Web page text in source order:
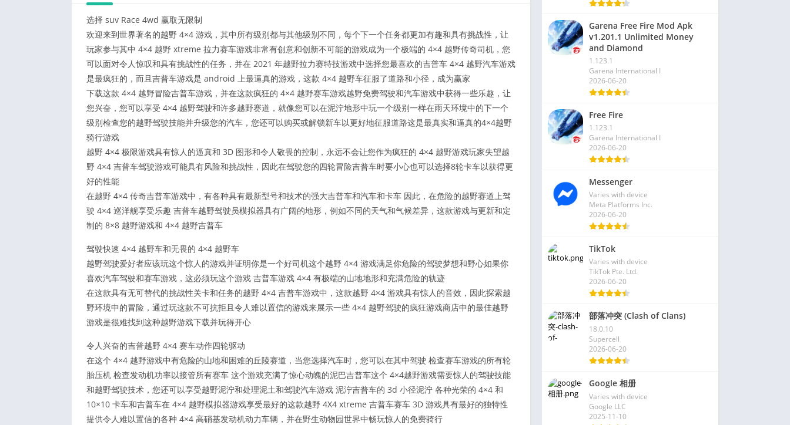
选择 suv Race 4wd 赢取无限制
欢迎来到世界著名的越野 4×4 游戏，其中所有级别都与其他级别不同，每个下一个任务都更加有趣和具有挑战性，让
玩家参与其中 4×4 越野 xtreme 拉力赛车游戏非常有创意和创新不可能的游戏成为一个极端的 4×4 越野传奇司机，您
可以面对令人惊叹和具有挑战性的任务，并在 2021 年越野拉力赛特技游戏中选择您最喜欢的吉普车 4×4 越野汽车游戏
是最疯狂的，而且吉普车游戏是 android 上最逼真的游戏，这款 4×4 越野车征服了道路和小径，成为赢家
下载这款 4×4 越野冒险吉普车游戏，并在这款疯狂的 4×4 越野赛车游戏越野免费驾驶和汽车游戏中获得一些乐趣，让
您兴奋，您可以享受 4×4 越野驾驶和许多越野赛道，就像您可以在泥泞地形中玩一个级别一样在雨天环境中的下一个
级别检查您的越野驾驶技能并升级您的汽车，您还可以购买或解锁新车以更好地征服道路这是最真实和逼真的4×4越野
骑行游戏
越野 4×4 极限游戏具有惊人的逼真和 3D 图形和令人敬畏的控制，永远不会让您作为疯狂的 4×4 越野游戏玩家失望越
野 4×4 吉普车驾驶游戏可能具有风险和挑战性，因此在驾驶您的四轮冒险吉普车时要小心也可以选择8轮卡车以获得更
好的性能
在越野 4×4 传奇吉普车游戏中，有各种具有最新型号和技术的强大吉普车和汽车和卡车 因此，在危险的越野赛道上驾
驶 4×4 巡洋舰享受乐趣 吉普车越野驾驶员模拟器具有广阔的地形，例如不同的天气和气候差异，这款游戏与更新和定
制的 8×8 越野游戏和 4×4 越野吉普车
驾驶快速 4×4 越野车和无畏的 4×4 越野车
越野驾驶爱好者应该玩这个惊人的游戏并证明你是一个好司机这个越野 4×4 游戏满足你危险的驾驶梦想和野心如果你
喜欢汽车驾驶和赛车游戏，这必须玩这个游戏 吉普车游戏 4×4 有极端的山地地形和充满危险的轨迹
在这款具有无可替代的挑战性关卡和任务的越野 4×4 吉普车游戏中，这款越野 4×4 游戏具有惊人的音效，因此探索越
野环境中的冒险，通过玩这款不可抗拒且令人难以置信的游戏来展示一些 4×4 越野驾驶的疯狂游戏商店中的最佳越野
游戏是很难找到这种越野游戏下载并玩得开心
令人兴奋的吉普越野 4×4 赛车动作四轮驱动
在这个 4×4 越野游戏中有危险的山地和困难的丘陵赛道，当您选择汽车时，您可以在其中驾驶 检查赛车游戏的所有轮
胎压机 检查发动机功率以接管所有赛车 这个游戏充满了惊心动魄的泥巴吉普车这个 4×4越野游戏需要惊人的驾驶技能
和越野驾驶技术，您还可以享受越野泥泞和处理泥土和驾驶汽车游戏 泥泞吉普车的 3d 小径泥泞 各种光荣的 4×4 和
10×10 卡车和吉普车在 4×4 越野模拟器游戏享受最好的这款越野 4X4 xtreme 吉普车赛车 3D 游戏具有最好的独特性
提供令人难以置信的各种 4×4 高硝基发动机动力车辆，并在野生动物园世界中畅玩惊人的免费骑行
Garena Free Fire Mod Apk
v1.201.1 Unlimited Money
and Diamond
1.123.1
Garena International I
2026-06-20
Free Fire
1.123.1
Garena International I
2026-06-20
Messenger
Varies with device
Meta Platforms Inc.
2026-06-20
TikTok
Varies with device
TikTok Pte. Ltd.
2026-06-20
部落冲突 (Clash of Clans)
18.0.10
Supercell
2026-06-20
Google 相册
Varies with device
Google LLC
2025-11-10